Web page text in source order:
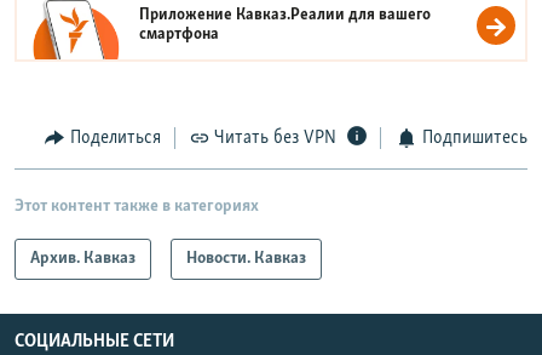
Приложение Кавказ.Реалии для вашего
смартфона
Поделиться Читать без VPN Подпишитесь
Этот контент также в категориях
Архив. Кавказ Новости. Кавказ
СОЦИАЛЬНЫЕ СЕТИ